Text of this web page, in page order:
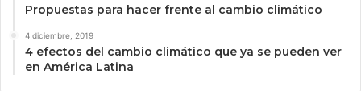
Propuestas para hacer frente al cambio climático
4 diciembre, 2019
4 efectos del cambio climático que ya se pueden ver
en América Latina